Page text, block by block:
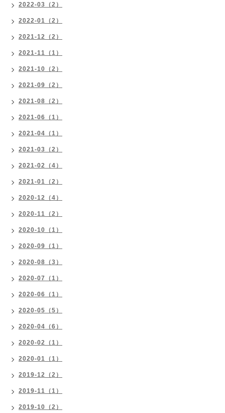
2022-03（2）
2022-01（2）
2021-12（2）
2021-11（1）
2021-10（2）
2021-09（2）
2021-08（2）
2021-06（1）
2021-04（1）
2021-03（2）
2021-02（4）
2021-01（2）
2020-12（4）
2020-11（2）
2020-10（1）
2020-09（1）
2020-08（3）
2020-07（1）
2020-06（1）
2020-05（5）
2020-04（6）
2020-02（1）
2020-01（1）
2019-12（2）
2019-11（1）
2019-10（2）